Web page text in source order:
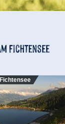
Fichtensee